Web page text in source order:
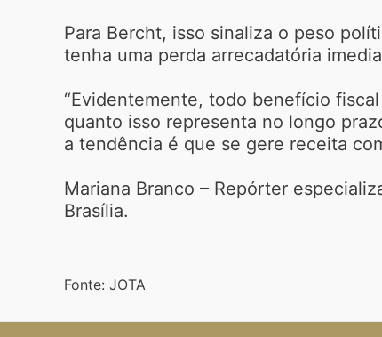
Para Bercht, isso sinaliza o peso
tenha uma perda arrecadatória
“Evidentemente, todo benefício
quanto isso representa no longo
a tendência é que se gere receita
Mariana Branco – Repórter
Brasília.
Fonte: JOTA